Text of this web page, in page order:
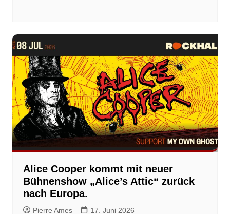
Alice Cooper kommt mit neuer
Bühnenshow „Alice’s Attic“ zurück
nach Europa.
Pierre Ames 17. Juni 2026